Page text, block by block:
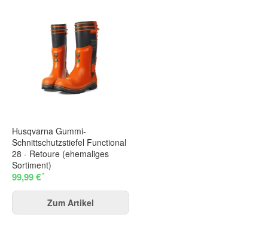
Husqvarna Gummi-
Schnittschutzstiefel Functional
28 - Retoure (ehemaliges
Sortiment)
99,99 €*
Zum Artikel